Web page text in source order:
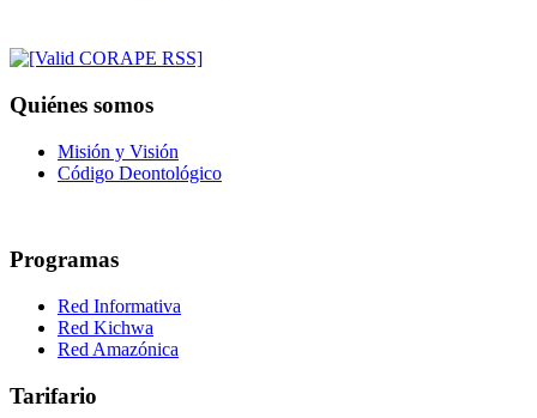
Quiénes somos
Misión y Visión
Código Deontológico
Programas
Red Informativa
Red Kichwa
Red Amazónica
Tarifario